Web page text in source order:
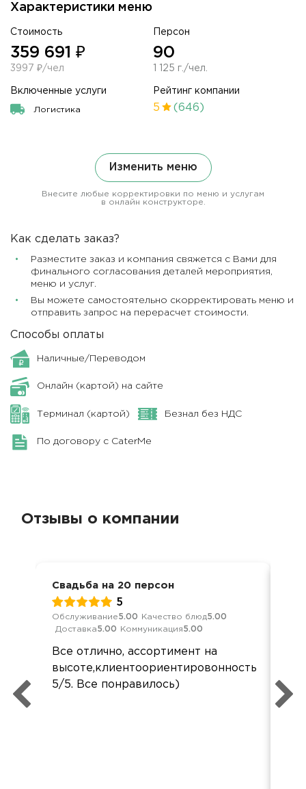
Характеристики меню
Стоимость
359 691 ₽
3997 ₽/чел
Персон
90
1 125 г./чел.
Включенные услуги
Логистика
Рейтинг компании
5 (646)
Изменить меню
Внесите любые корректировки по меню и услугам
в онлайн конструкторе.
Как сделать заказ?
Разместите заказ и компания свяжется с Вами для
финального согласования деталей мероприятия,
меню и услуг.
Вы можете самостоятельно скорректировать меню и
отправить запрос на перерасчет стоимости.
Способы оплаты
Наличные/Переводом
Онлайн (картой) на сайте
Терминал (картой) Безнал без НДС
По договору с CaterMe
Отзывы о компании
Свадьба на 20 персон
5
Обслуживание5.00 Качество блюд5.00
Доставка5.00 Коммуникация5.00
Все отлично, ассортимент на
высоте,клиентоориентировонность
5/5. Все понравилось)